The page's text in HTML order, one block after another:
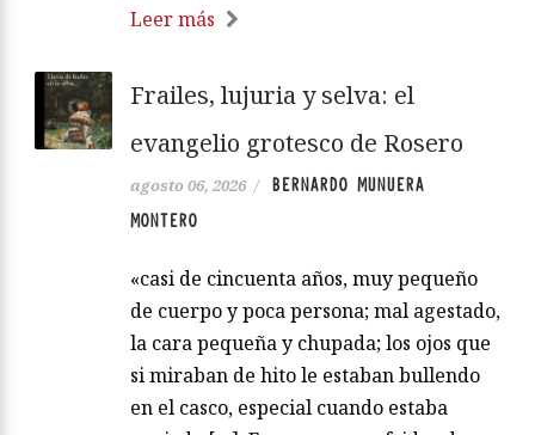
Leer más
Frailes, lujuria y selva: el
evangelio grotesco de Rosero
agosto 06, 2026 /
BERNARDO MUNUERA
MONTERO
«casi de cincuenta años, muy pequeño
de cuerpo y poca persona; mal agestado,
la cara pequeña y chupada; los ojos que
si miraban de hito le estaban bullendo
en el casco, especial cuando estaba